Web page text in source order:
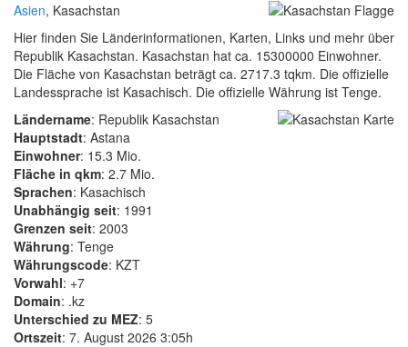
Asien, Kasachstan
Hier finden Sie Länderinformationen, Karten, Links und mehr über
Republik Kasachstan. Kasachstan hat ca. 15300000 Einwohner.
Die Fläche von Kasachstan beträgt ca. 2717.3 tqkm. Die offizielle
Landessprache ist Kasachisch. Die offizielle Währung ist Tenge.
Ländername: Republik Kasachstan
Hauptstadt: Astana
Einwohner: 15.3 Mio.
Fläche in qkm: 2.7 Mio.
Sprachen: Kasachisch
Unabhängig seit: 1991
Grenzen seit: 2003
Währung: Tenge
Währungscode: KZT
Vorwahl: +7
Domain: .kz
Unterschied zu MEZ: 5
Ortszeit: 7. August 2026 3:05h